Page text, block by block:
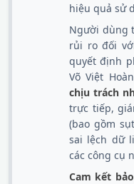
hiệu quả sử
Người dùng
rủi ro đối
quyết định
Võ Việt
chịu trách
trực tiếp,
(bao gồm
sai lệch dữ
các công cụ
Cam kết